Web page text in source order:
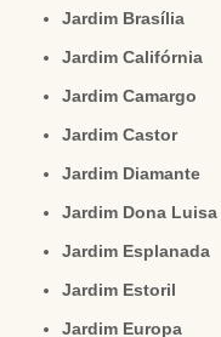
Jardim Brasília
Jardim Califórnia
Jardim Camargo
Jardim Castor
Jardim Diamante
Jardim Dona Luisa
Jardim Esplanada
Jardim Estoril
Jardim Europa